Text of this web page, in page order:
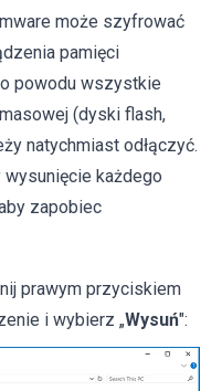
może szyfrować
pamięci
powodu wszystkie
(dyski flash,
natychmiast odłączyć.
każdego
zapobiec
prawym przyciskiem
i wybierz „Wysuń":